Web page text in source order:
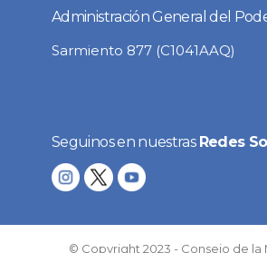
Administración General del
Sarmiento 877 (C1041AAQ)
Seguinos en nuestras Redes
© Copyright 2023 - Consejo de la